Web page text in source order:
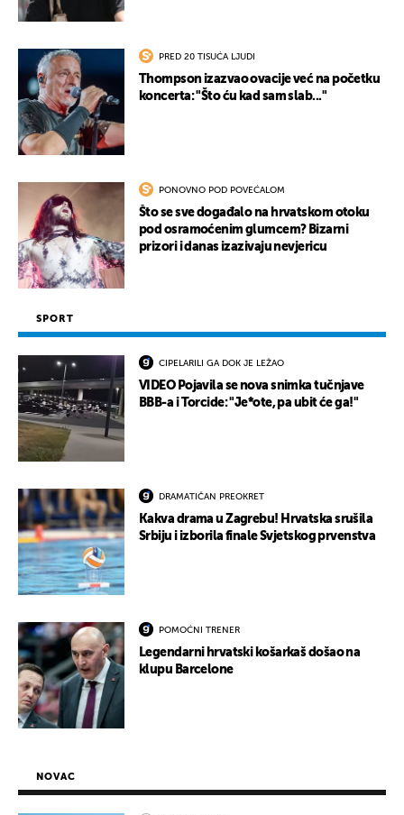
PRED 20 TISUĆA LJUDI
Thompson izazvao ovacije već na početku
koncerta: "Što ću kad sam slab..."
PONOVNO POD POVEĆALOM
Što se sve događalo na hrvatskom otoku
pod osramoćenim glumcem? Bizarni
prizori i danas izazivaju nevjericu
SPORT
CIPELARILI GA DOK JE LEŽAO
VIDEO Pojavila se nova snimka tučnjave
BBB-a i Torcide: "Je*ote, pa ubit će ga!"
DRAMATIČAN PREOKRET
Kakva drama u Zagrebu! Hrvatska srušila
Srbiju i izborila finale Svjetskog prvenstva
POMOĆNI TRENER
Legendarni hrvatski košarkaš došao na
klupu Barcelone
NOVAC